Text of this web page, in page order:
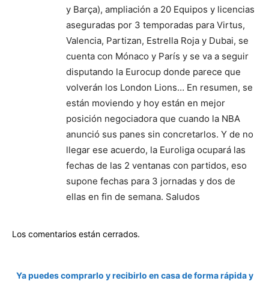
y Barça), ampliación a 20 Equipos y licencias
aseguradas por 3 temporadas para Virtus,
Valencia, Partizan, Estrella Roja y Dubai, se
cuenta con Mónaco y París y se va a seguir
disputando la Eurocup donde parece que
volverán los London Lions… En resumen, se
están moviendo y hoy están en mejor
posición negociadora que cuando la NBA
anunció sus panes sin concretarlos. Y de no
llegar ese acuerdo, la Euroliga ocupará las
fechas de las 2 ventanas con partidos, eso
supone fechas para 3 jornadas y dos de
ellas en fin de semana. Saludos
Los comentarios están cerrados.
Ya puedes comprarlo y recibirlo en casa de forma rápida y